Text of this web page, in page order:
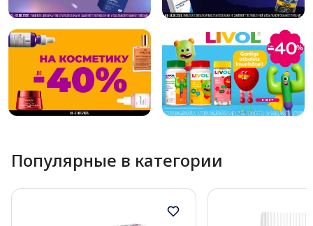
Популярные в категории